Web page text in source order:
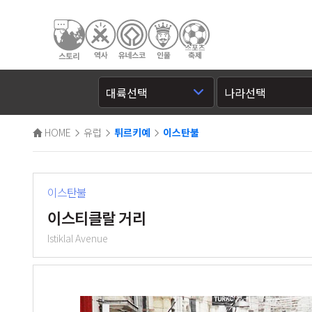
HOME 유럽 튀르키예 이스탄불
이스탄불
이스티클랄 거리
Istiklal Avenue